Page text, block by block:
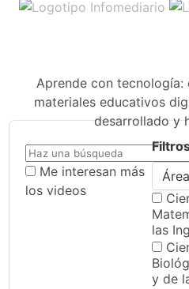
Aprende con
materiales educativos
desarrollado y
Me interesan más
los videos
las
y de